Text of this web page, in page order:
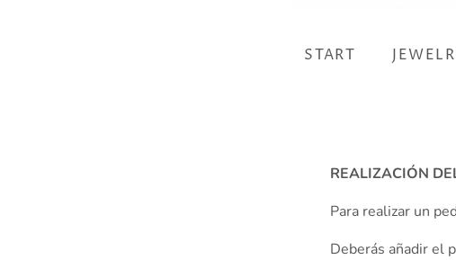
START
REALIZACIÓN
Para realizar un
Deberás añadir el